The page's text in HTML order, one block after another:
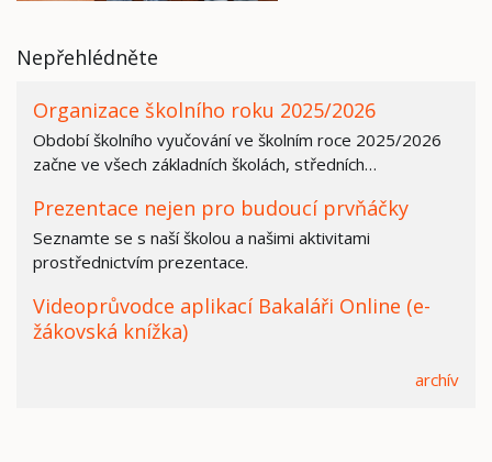
Nepřehlédněte
Organizace školního roku 2025/2026
Období školního vyučování ve školním roce 2025/2026
začne ve všech základních školách, středních…
Prezentace nejen pro budoucí prvňáčky
Seznamte se s naší školou a našimi aktivitami
prostřednictvím prezentace.
Videoprůvodce aplikací Bakaláři Online (e-
žákovská knížka)
archív